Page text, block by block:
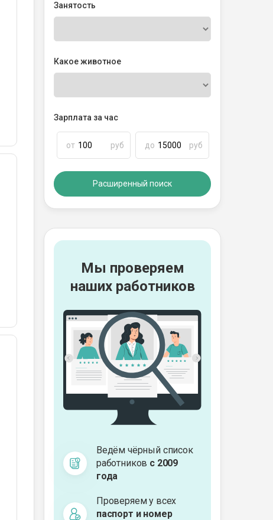
Занятость
Какое животное
Зарплата за час
от руб до руб
Расширенный поиск
Мы проверяем
наших работников
Ведём чёрный список
работников с 2009
года
Проверяем у всех
паспорт и номер